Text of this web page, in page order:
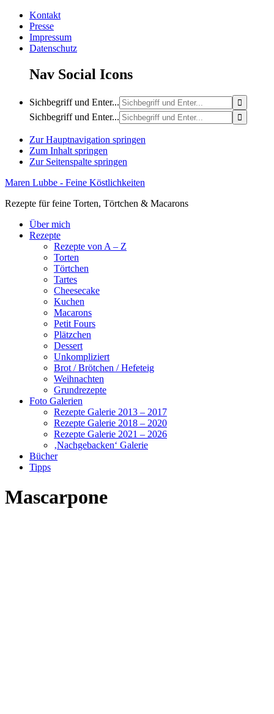
Kontakt
Presse
Impressum
Datenschutz
Nav Social Icons
Sichbegriff und Enter...
Sichbegriff und Enter...
Zur Hauptnavigation springen
Zum Inhalt springen
Zur Seitenspalte springen
Maren Lubbe - Feine Köstlichkeiten
Rezepte für feine Torten, Törtchen & Macarons
Über mich
Rezepte
Rezepte von A – Z
Torten
Törtchen
Tartes
Cheesecake
Kuchen
Macarons
Petit Fours
Plätzchen
Dessert
Unkompliziert
Brot / Brötchen / Hefeteig
Weihnachten
Grundrezepte
Foto Galerien
Rezepte Galerie 2013 – 2017
Rezepte Galerie 2018 – 2020
Rezepte Galerie 2021 – 2026
‚Nachgebacken‘ Galerie
Bücher
Tipps
Mascarpone